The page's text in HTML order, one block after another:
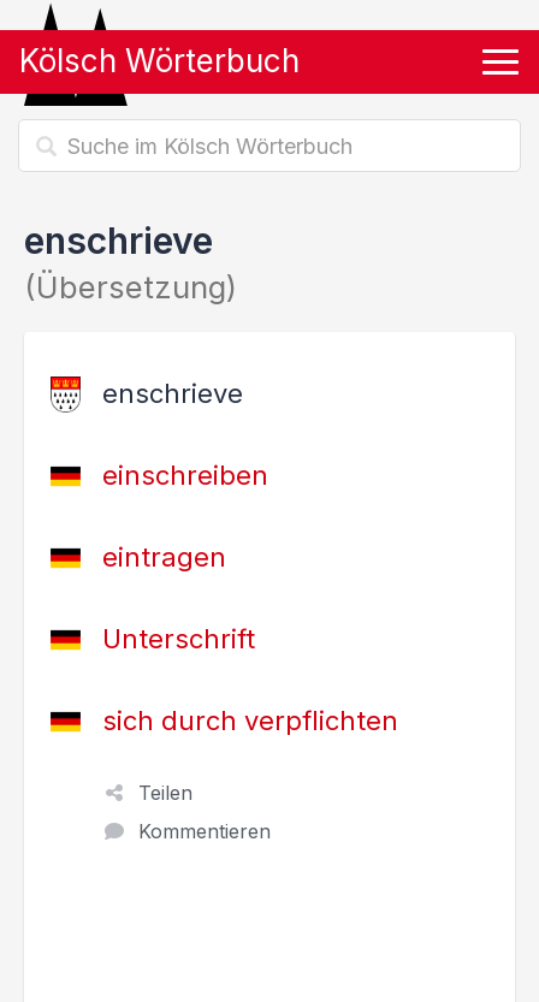
Kölsch Wörterbuch
enschrieve
(Übersetzung)
enschrieve
einschreiben
eintragen
Unterschrift
sich durch verpflichten
Teilen
Kommentieren